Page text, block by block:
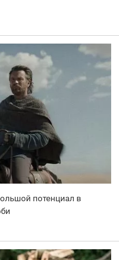
потенциал в